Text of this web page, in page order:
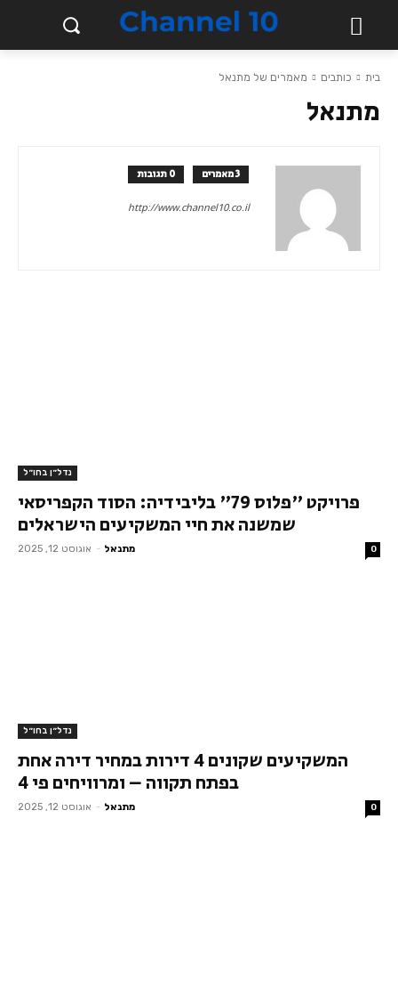
בית כותבים מאמרים של מתנאל
מתנאל
3 מאמרים 0 תגובות
http://www.channel10.co.il
נדל״ן בחו״ל
פרויקט "פלוס 79" בליבידיה: הסוד הקפריסאי
שמשנה את חיי המשקיעים הישראלים
מתנאל - אוגוסט 12, 2025 0
נדל״ן בחו״ל
המשקיעים שקונים 4 דירות במחיר דירה אחת
בפתח תקווה – ומרוויחים פי 4
מתנאל - אוגוסט 12, 2025 0